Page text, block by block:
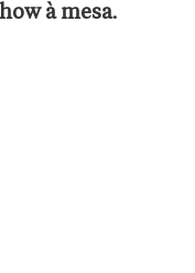
à mesa.